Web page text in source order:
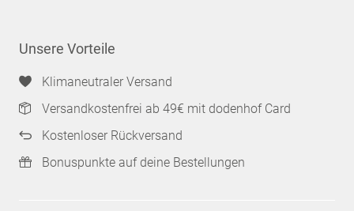
Unsere Vorteile
Klimaneutraler Versand
Versandkostenfrei ab 49€ mit dodenhof Card
Kostenloser Rückversand
Bonuspunkte auf deine Bestellungen